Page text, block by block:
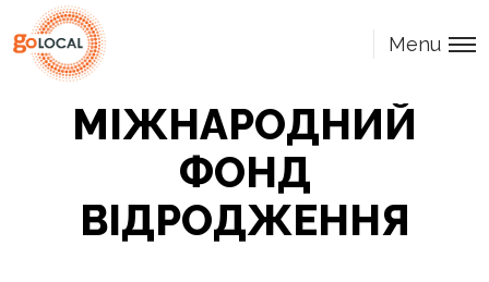
Menu
МІЖНАРОДНИЙ
ФОНД
ВІДРОДЖЕННЯ